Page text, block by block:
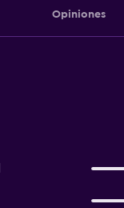
Opiniones